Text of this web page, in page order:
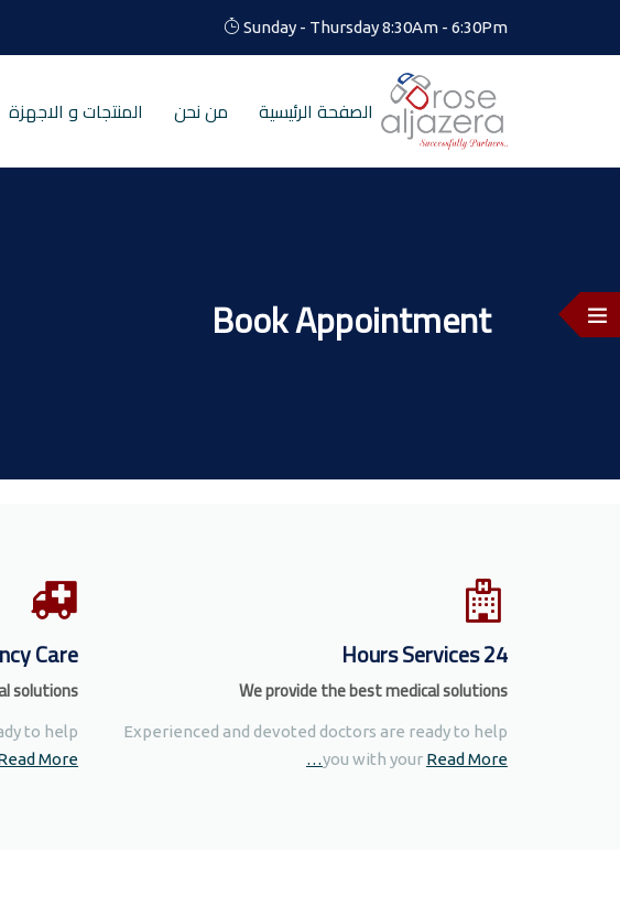
Sunday - Thursday 8:30Am - 6:30Pm
الصفحة الرئيسية من نحن المنتجات و الاجهزة
Book Appointment
Care
solutions
to help
More…
24 Hours Services
We provide the best medical solutions
Experienced and devoted doctors are ready to help
you with your Read More…